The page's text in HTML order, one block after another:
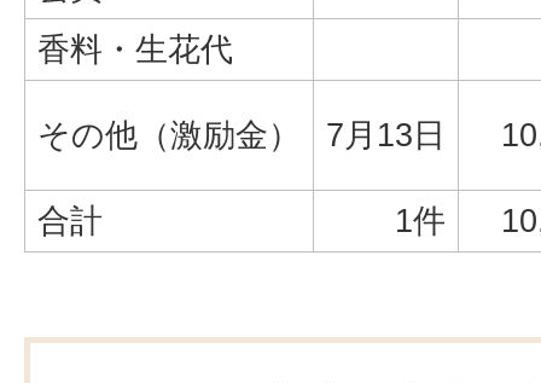
香料・生花代
その他（激励金） 7月13日
合計 1件